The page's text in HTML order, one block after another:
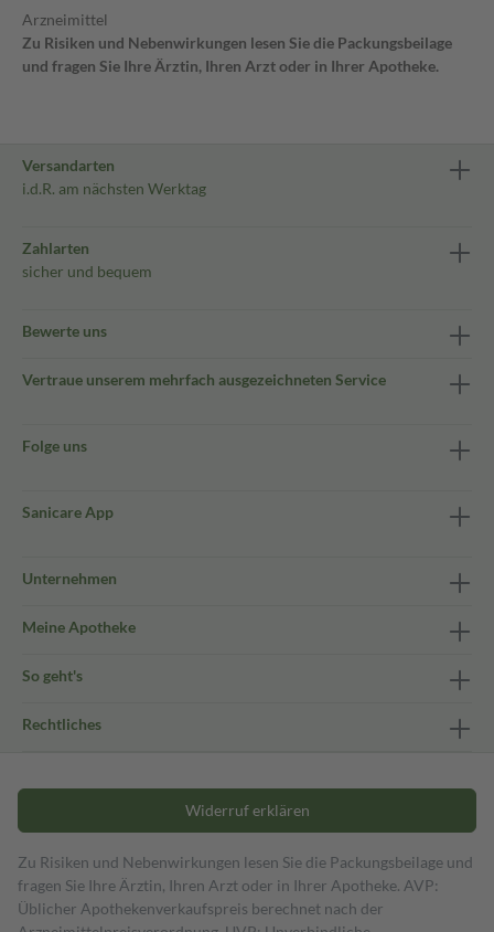
Arzneimittel
Zu Risiken und Nebenwirkungen lesen Sie die Packungsbeilage
und fragen Sie Ihre Ärztin, Ihren Arzt oder in Ihrer Apotheke.
Versandarten
i.d.R. am nächsten Werktag
Zahlarten
sicher und bequem
Bewerte uns
Vertraue unserem mehrfach ausgezeichneten Service
Folge uns
Sanicare App
Unternehmen
Meine Apotheke
So geht's
Rechtliches
Widerruf erklären
Zu Risiken und Nebenwirkungen lesen Sie die Packungsbeilage und
fragen Sie Ihre Ärztin, Ihren Arzt oder in Ihrer Apotheke. AVP:
Üblicher Apothekenverkaufspreis berechnet nach der